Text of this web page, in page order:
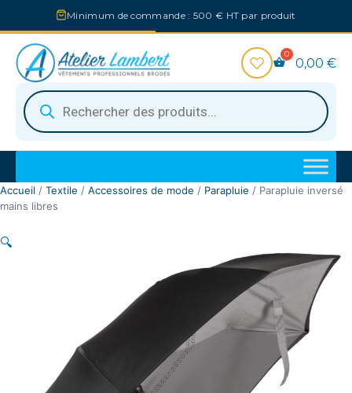
au
contenu
Minimum de commande : 500 € HT par produit
Recherche
de
produits
0,00 €
Accueil / Textile / Accessoires de mode / Parapluie / Parapluie inversé
mains libres
🔍